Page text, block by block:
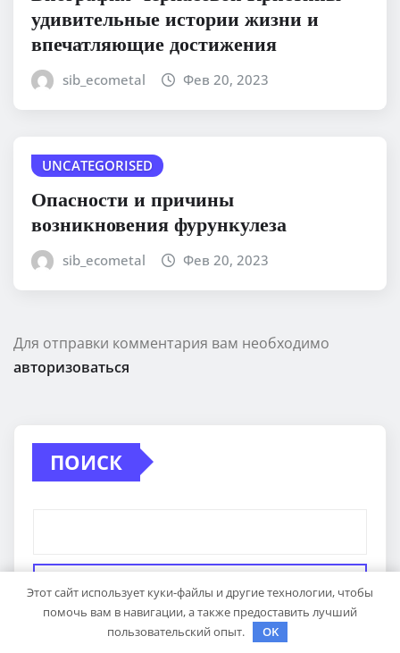
удивительные истории жизни и
впечатляющие достижения
sib_ecometal Фев 20, 2023
UNCATEGORISED
Опасности и причины
возникновения фурункулеза
sib_ecometal Фев 20, 2023
Для отправки комментария вам необходимо
авторизоваться
ПОИСК
Поиск
Этот сайт использует куки-файлы и другие технологии, чтобы
помочь вам в навигации, а также предоставить лучший
пользовательский опыт.
OK